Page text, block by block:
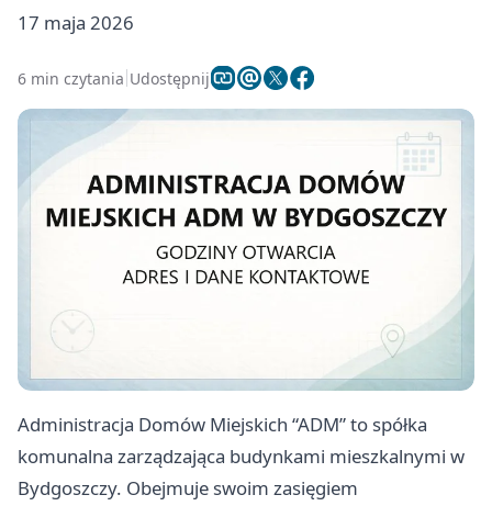
17 maja 2026
6 min czytania Udostępnij
Administracja Domów Miejskich “ADM” to spółka
komunalna zarządzająca budynkami mieszkalnymi w
Bydgoszczy. Obejmuje swoim zasięgiem